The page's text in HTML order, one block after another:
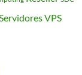
VPS